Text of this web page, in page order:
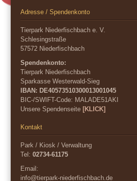
Adresse / Spendenkonto
Tierpark Niederfischbach e. V.
Schlesingstraße
57572 Niederfischbach
Spendenkonto:
Tierpark Niederfischbach
Sparkasse Westerwald-Sieg
IBAN: DE40573510300013001045
BIC-/SWIFT-Code: MALADE51AKI
Unsere Spendenseite[KLICK]
Kontakt
Park / Kiosk / Verwaltung
Tel:02734-61175
Email:
info@tierpark-niederfischbach.de